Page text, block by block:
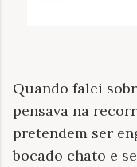
Quando falei
pensava na
pretendem ser
bocado chato e